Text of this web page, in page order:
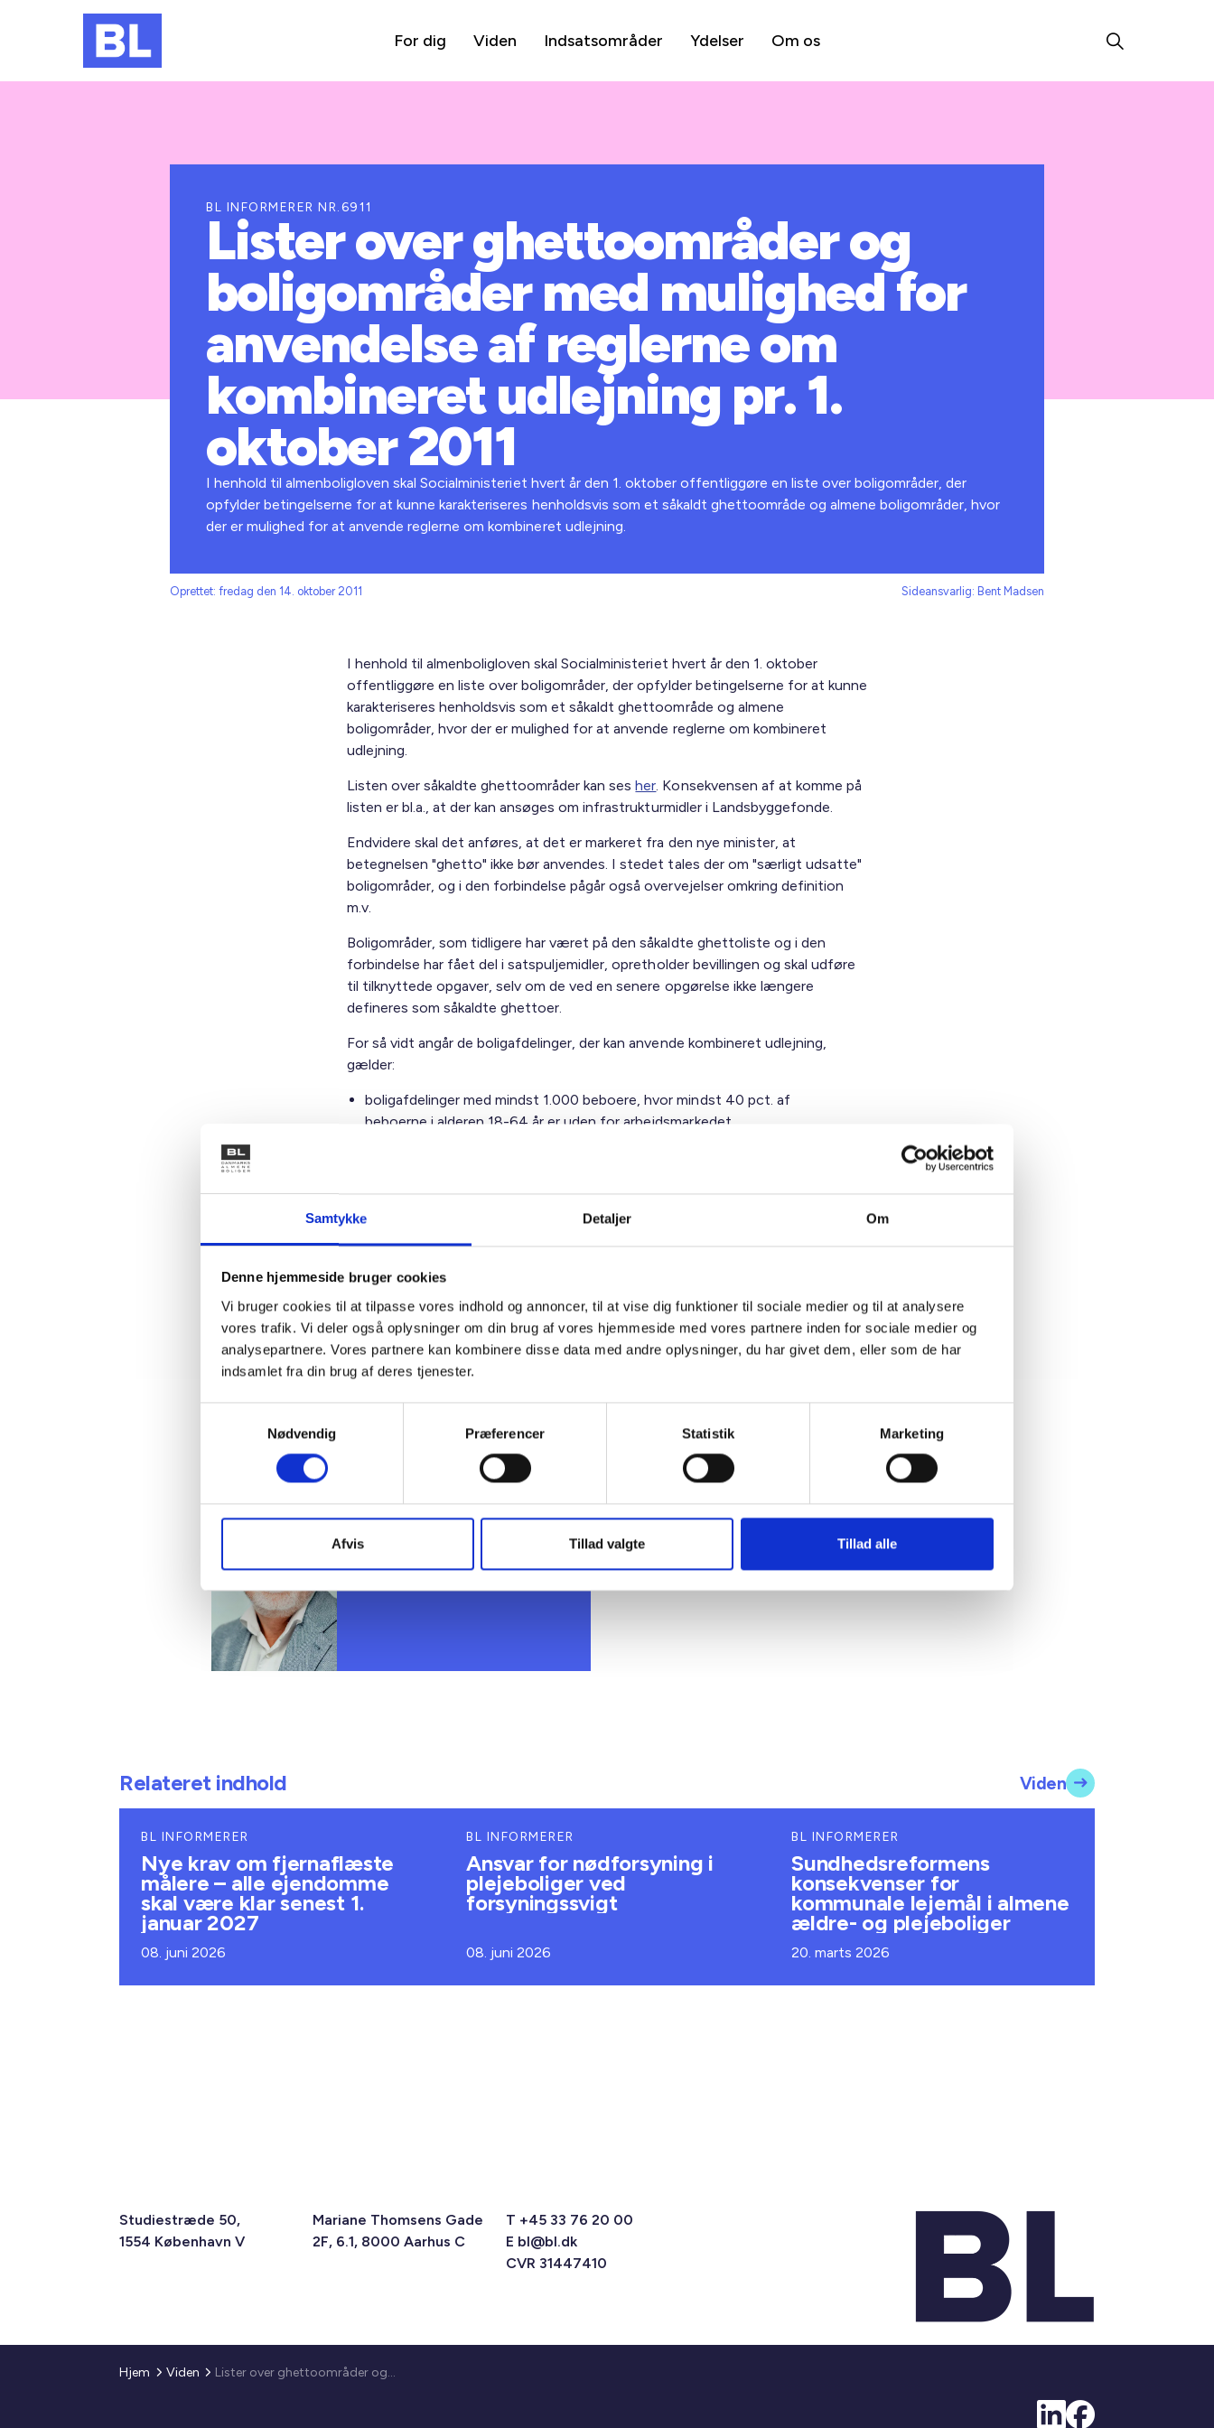
Samtykke Detaljer Om
Denne hjemmeside bruger cookies
Vi bruger cookies til at tilpasse vores indhold og annoncer, til at vise dig funktioner til sociale medier og til at analysere
vores trafik. Vi deler også oplysninger om din brug af vores hjemmeside med vores partnere inden for sociale medier og
analysepartnere. Vores partnere kan kombinere disse data med andre oplysninger, du har givet dem, eller som de har
indsamlet fra din brug af deres tjenester.
Nødvendig
Præferencer Statistik Marketing
Afvis Tillad valgte Tillad alle
For dig Viden Indsatsområder Ydelser Om os
BL INFORMERER NR.6911
Lister over ghettoområder og
boligområder med mulighed for
anvendelse af reglerne om
kombineret udlejning pr. 1.
oktober 2011
I henhold til almenboligloven skal Socialministeriet hvert år den 1. oktober offentliggøre en liste over boligområder, der
opfylder betingelserne for at kunne karakteriseres henholdsvis som et såkaldt ghettoområde og almene boligområder, hvor
der er mulighed for at anvende reglerne om kombineret udlejning.
Oprettet: fredag den 14. oktober 2011 Sideansvarlig: Bent Madsen
I henhold til almenboligloven skal Socialministeriet hvert år den 1. oktober
offentliggøre en liste over boligområder, der opfylder betingelserne for at kunne
karakteriseres henholdsvis som et såkaldt ghettoområde og almene
boligområder, hvor der er mulighed for at anvende reglerne om kombineret
udlejning.
Listen over såkaldte ghettoområder kan sesher. Konsekvensen af at komme på
listen er bl.a., at der kan ansøges om infrastrukturmidler i Landsbyggefonde.
Endvidere skal det anføres, at det er markeret fra den nye minister, at
betegnelsen "ghetto" ikke bør anvendes. I stedet tales der om "særligt udsatte"
boligområder, og i den forbindelse pågår også overvejelser omkring definition
m.v.
Boligområder, som tidligere har været på den såkaldte ghettoliste og i den
forbindelse har fået del i satspuljemidler, opretholder bevillingen og skal udføre
til tilknyttede opgaver, selv om de ved en senere opgørelse ikke længere
defineres som såkaldte ghettoer.
For så vidt angår de boligafdelinger, der kan anvende kombineret udlejning,
gælder:
boligafdelinger med mindst 1.000 beboere, hvor mindst 40 pct. af
beboerne i alderen 18-64 år er uden for arbejdsmarkedet
Listen over ghettoområder udgør, pr. oktober 2011, 28 områder, og den nye
liste over boligområder med mulighed for at udnytte reglerne om kombineret
udlejning udgør 56 boligområder. Listen over boligområder kan sesher.
Med venlig hilsen
Bent Madsen / Carina Seifert
Kontakt
Bent Madsen
Adm. direktør
Mail: bma@bl.dk
Relateret indhold Viden
BL INFORMERER
Nye krav om fjernaflæste
målere – alle ejendomme
skal være klar senest 1.
januar 2027
08. juni 2026
BL INFORMERER
Ansvar for nødforsyning i
plejeboliger ved
forsyningssvigt
08. juni 2026
BL INFORMERER
Sundhedsreformens
konsekvenser for
kommunale lejemål i almene
ældre- og plejeboliger
20. marts 2026
Studiestræde 50,
1554 København V
Mariane Thomsens Gade
2F, 6.1, 8000 Aarhus C
T +45 33 76 20 00
E bl@bl.dk
CVR 31447410
Hjem Viden Lister over ghettoområder og boligområder med mulighed for anvendelse af reglerne om kombineret udlejning pr. 1. oktober 2011